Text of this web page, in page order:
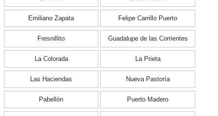
Emiliano Zapata Felipe Carrillo Puerto
Fresnillito Guadalupe de las Corrientes
La Colorada La Prieta
Las Haciendas Nueva Pastoría
Pabellón Puerto Madero